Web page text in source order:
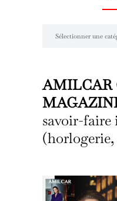
AMILCAR
savoir-